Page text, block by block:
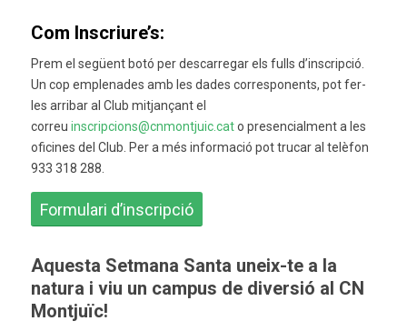
Com Inscriure’s:
Prem el següent botó per descarregar els fulls d’inscripció.
Un cop emplenades amb les dades corresponents, pot fer-
les arribar al Club mitjançant el
correu inscripcions@cnmontjuic.cato presencialment a les
oficines del Club. Per a més informació pot trucar al telèfon
933 318 288.
Formulari d’inscripció
Aquesta Setmana Santa uneix-te a la
natura i viu un campus de diversió al CN
Montjuïc!